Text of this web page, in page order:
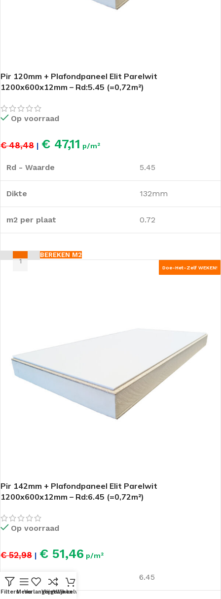
Pir 120mm + Plafondpaneel Elit Parelwit
1200x600x12mm – Rd:5.45 (=0,72m²)
Op voorraad
€ 48,48 | € 47,11 p/m²
Rd - Waarde 5.45
Dikte 132mm
m2 per plaat 0.72
BEREKEN M2
Doe-Het-Zelf WEKEN!
Pir 142mm + Plafondpaneel Elit Parelwit
1200x600x12mm – Rd:6.45 (=0,72m²)
Op voorraad
€ 52,98 | € 51,46 p/m²
Rd - Waarde 6.45
FiltersMenuVerlanglijstVergelijken
Winkelwagen